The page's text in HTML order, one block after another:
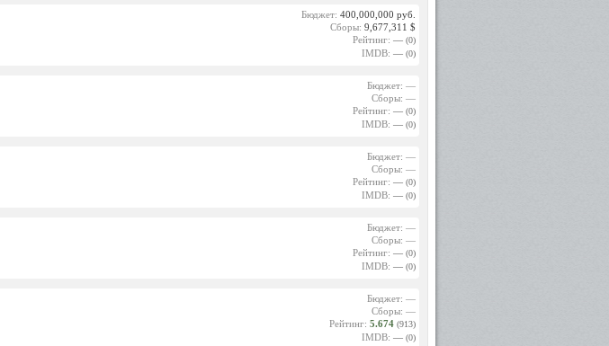
Бюджет: 400,000,000 руб.
Сборы: 9,677,311 $
Рейтинг: — (0)
IMDB: — (0)
Бюджет: —
Сборы: —
Рейтинг: — (0)
IMDB: — (0)
Бюджет: —
Сборы: —
Рейтинг: — (0)
IMDB: — (0)
Бюджет: —
Сборы: —
Рейтинг: — (0)
IMDB: — (0)
Бюджет: —
Сборы: —
Рейтинг: 5.674 (913)
IMDB: — (0)